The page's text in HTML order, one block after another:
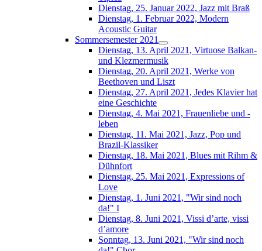
Dienstag, 25. Januar 2022, Jazz mit Braß
Dienstag, 1. Februar 2022, Modern
Acoustic Guitar
Sommersemester 2021
Dienstag, 13. April 2021, Virtuose Balkan-
und Klezmermusik
Dienstag, 20. April 2021, Werke von
Beethoven und Liszt
Dienstag, 27. April 2021, Jedes Klavier hat
eine Geschichte
Dienstag, 4. Mai 2021, Frauenliebe und -
leben
Dienstag, 11. Mai 2021, Jazz, Pop und
Brazil-Klassiker
Dienstag, 18. Mai 2021, Blues mit Rihm &
Dühnfort
Dienstag, 25. Mai 2021, Expressions of
Love
Dienstag, 1. Juni 2021, "Wir sind noch
da!" I
Dienstag, 8. Juni 2021, Vissi d’arte, vissi
d’amore
Sonntag, 13. Juni 2021, "Wir sind noch